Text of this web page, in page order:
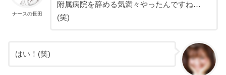
ナースの長田
附属病院を辞める気満々やったんですね…
(笑)
はい！(笑)